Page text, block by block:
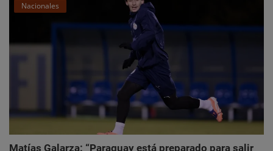
Nacionales
Matías Galarza: “Paraguay está preparado para salir